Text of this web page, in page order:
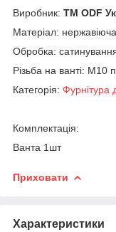
Виробник: ТМ ODF
Матеріал:
Обробка:
Різьба на ванті: М10
Категорія: Фурнітура
Комплектація:
Ванта 1шт
Приховати
Характеристики